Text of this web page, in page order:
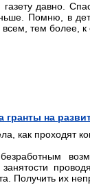
давно.
Помню, в
тем более, к
на
как проходят
Получить их